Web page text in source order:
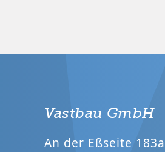
Vastbau GmbH
An der Eßseite 183a